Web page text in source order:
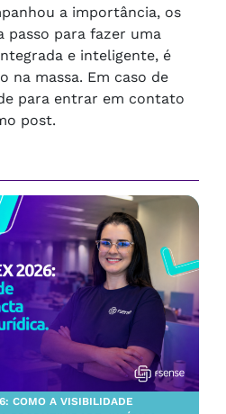
a importância, os
passo para fazer uma
e inteligente, é
na massa. Em caso de
para entrar em contato
post.
COMO A VISIBILIDADE